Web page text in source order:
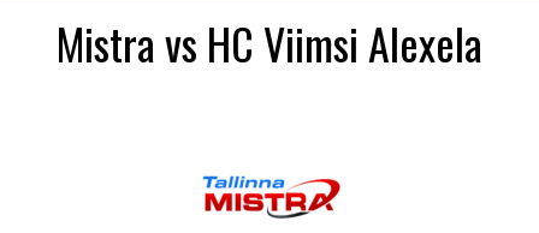
Mistra vs HC Viimsi Alexela